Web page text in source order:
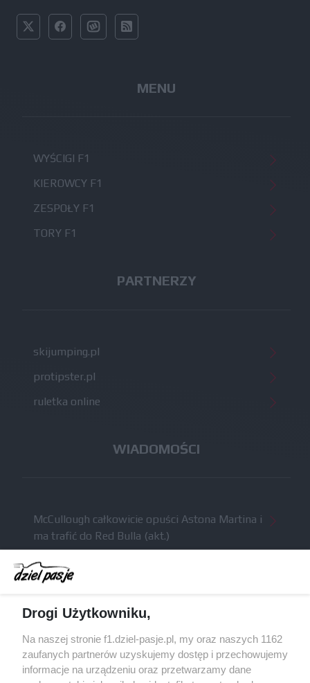
MENU
WYŚCIGI F1
KIEROWCY F1
ZESPOŁY F1
TORY F1
PARTNERZY
skijumping.pl
protipster.pl
ruletka online
WIADOMOŚCI
McCullough całkowicie opuści Astona Martina i
ma trafić do Red Bulla (akt.)
Dochód F1 spadł o 61 procent względem
zeszłego sezonu
algorytmach?
Honda uświadomiła sobie skalę problemów z
silnikiem dopiero w styczniu
Audi planuje wprowadzić jeszcze cztery duże
Drogi Użytkowniku,
Na naszej stronie f1.dziel-pasje.pl, my oraz naszych 1162
zaufanych partnerów uzyskujemy dostęp i przechowujemy
informacje na urządzeniu oraz przetwarzamy dane